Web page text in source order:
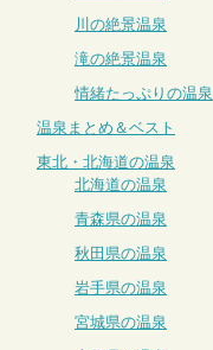
川の絶景温泉
滝の絶景温泉
情緒たっぷりの温泉
温泉まとめ＆ベスト
東北・北海道の温泉
北海道の温泉
青森県の温泉
秋田県の温泉
岩手県の温泉
宮城県の温泉